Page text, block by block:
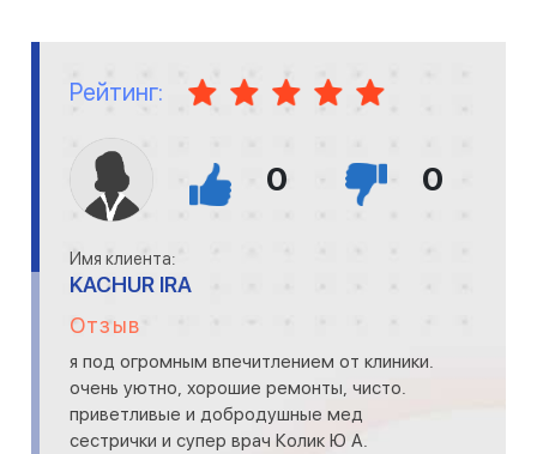
Рейтинг:
0 0
Имя клиента:
KACHUR IRA
Отзыв
я под огромным впечитлением от клиники.
очень уютно, хорошие ремонты, чисто.
приветливые и добродушные мед
сестрички и супер врач Колик Ю А.